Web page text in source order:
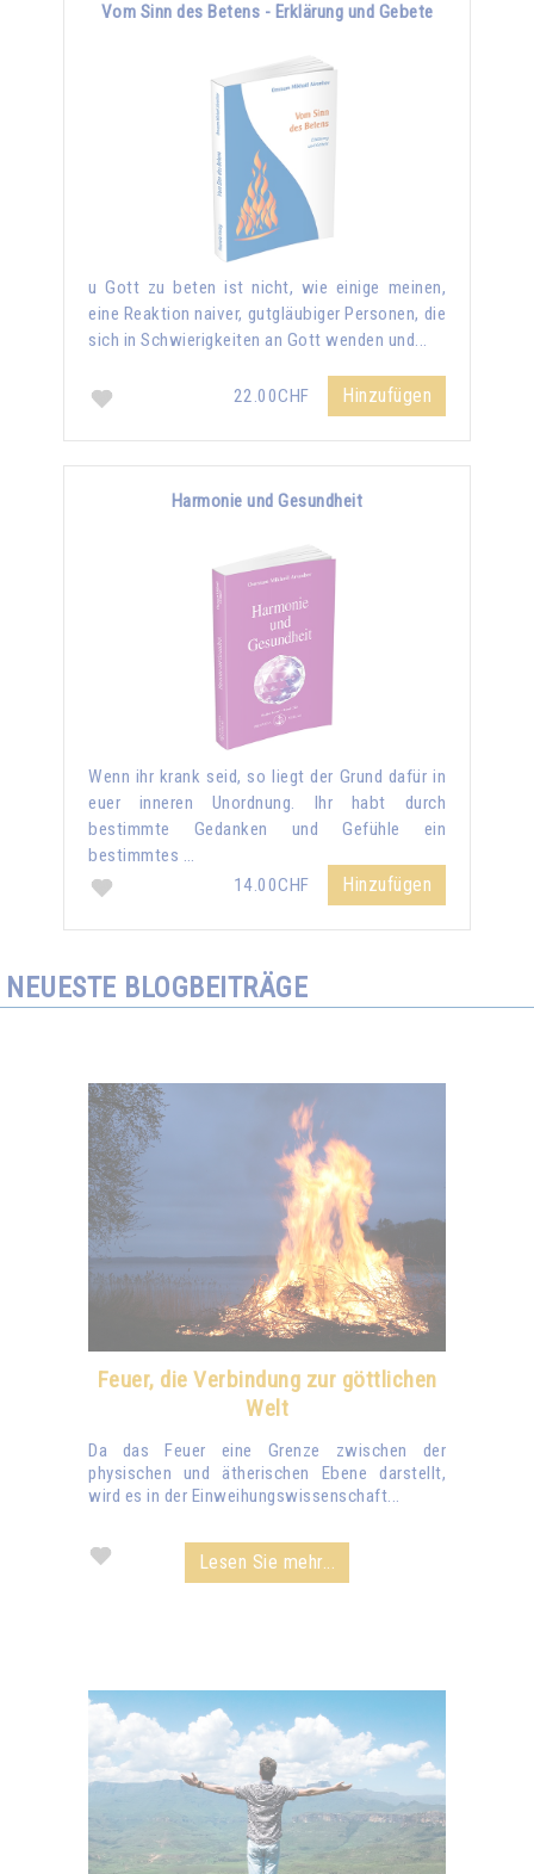
Vom Sinn des Betens - Erklärung und Gebete
u Gott zu beten ist nicht, wie einige meinen,
eine Reaktion naiver, gutgläubiger Personen, die
sich in Schwierigkeiten an Gott wenden und...
22.00CHF Hinzufügen
Harmonie und Gesundheit
Wenn ihr krank seid, so liegt der Grund dafür in
euer inneren Unordnung. Ihr habt durch
bestimmte Gedanken und Gefühle ein
bestimmtes …
14.00CHF
Hinzufügen
NEUESTE BLOGBEITRÄGE
Feuer, die Verbindung zur göttlichen
Welt
Da das Feuer eine Grenze zwischen der
physischen und ätherischen Ebene darstellt,
wird es in der Einweihungswissenschaft...
Lesen Sie mehr...